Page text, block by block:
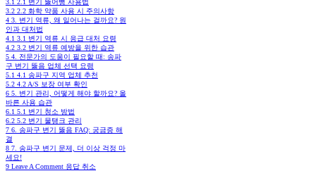
3.2 2.2 화학 약품 사용 시 주의사항
4 3. 변기 역류, 왜 일어나는 걸까요? 원
인과 대처법
4.1 3.1 변기 역류 시 응급 대처 요령
4.2 3.2 변기 역류 예방을 위한 습관
5 4. 전문가의 도움이 필요할 때: 송파
구 변기 뚫음 업체 선택 요령
5.1 4.1 송파구 지역 업체 추천
5.2 4.2 A/S 보장 여부 확인
6 5. 변기 관리, 어떻게 해야 할까요? 올
바른 사용 습관
6.1 5.1 변기 청소 방법
6.2 5.2 변기 물탱크 관리
7 6. 송파구 변기 뚫음 FAQ: 궁금증 해
결
8 7. 송파구 변기 문제, 더 이상 걱정 마
세요!
9 Leave A Comment 응답 취소